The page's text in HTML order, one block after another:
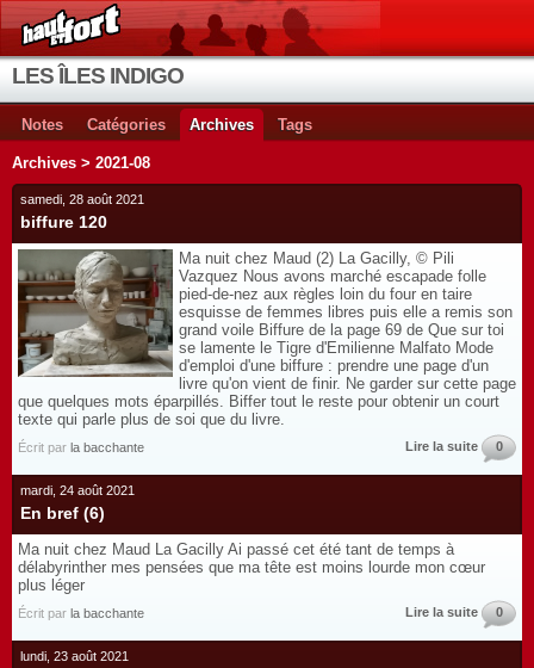
LES ÎLES INDIGO
Notes Catégories Archives Tags
Archives > 2021-08
samedi, 28 août 2021
biffure 120
Ma nuit chez Maud (2) La Gacilly, © Pili
Vazquez Nous avons marché escapade folle
pied-de-nez aux règles loin du four en taire
esquisse de femmes libres puis elle a remis son
grand voile Biffure de la page 69 de Que sur toi
se lamente le Tigre d'Emilienne Malfato Mode
d'emploi d'une biffure : prendre une page d'un
livre qu'on vient de finir. Ne garder sur cette page
que quelques mots éparpillés. Biffer tout le reste pour obtenir un court
texte qui parle plus de soi que du livre.
Écrit par la bacchante Lire la suite 0
mardi, 24 août 2021
En bref (6)
Ma nuit chez Maud La Gacilly Ai passé cet été tant de temps à
délabyrinther mes pensées que ma tête est moins lourde mon cœur
plus léger
Écrit par la bacchante Lire la suite 0
lundi, 23 août 2021